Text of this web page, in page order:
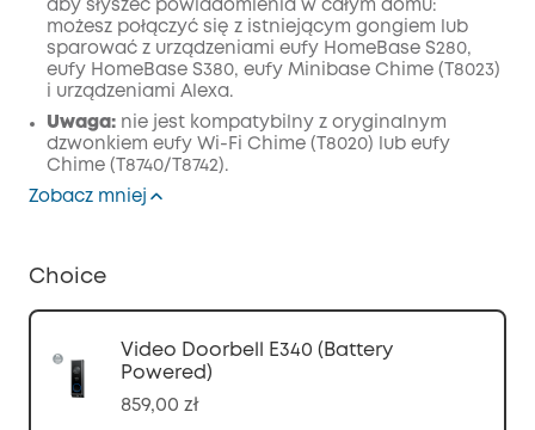
aby słyszeć powiadomienia w całym domu:
możesz połączyć się z istniejącym gongiem lub
sparować z urządzeniami eufy HomeBase S280,
eufy HomeBase S380, eufy Minibase Chime (T8023)
i urządzeniami Alexa.
Uwaga: nie jest kompatybilny z oryginalnym
dzwonkiem eufy Wi-Fi Chime (T8020) lub eufy
Chime (T8740/T8742).
Zobacz mniej
Choice
Video Doorbell E340 (Battery
Powered)
859,00 zł